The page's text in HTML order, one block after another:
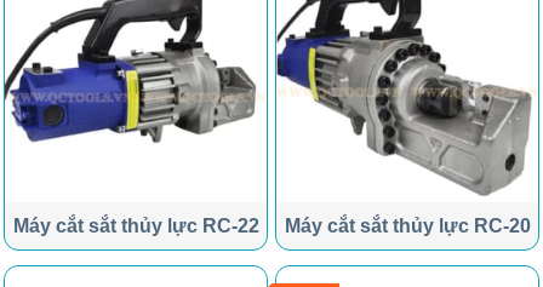
Máy cắt sắt thủy lực RC-22 Máy cắt sắt thủy lực RC-20